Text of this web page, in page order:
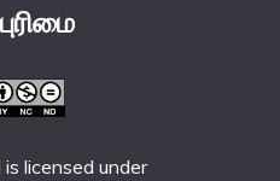
is licensed under